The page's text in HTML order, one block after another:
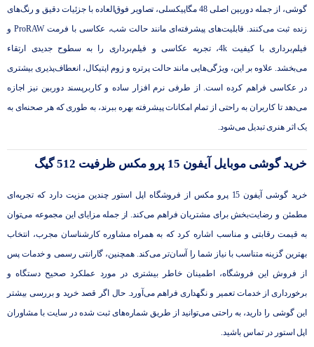
گوشی، از جمله دوربین اصلی 48 مگاپیکسلی، تصاویر فوق‌العاده با جزئیات دقیق و رنگ‌های
زنده ثبت می‌کنند. قابلیت‌های پیشرفته‌ای مانند حالت شب، عکاسی با فرمت ProRAW و
فیلم‌برداری با کیفیت 4k، تجربه عکاسی و فیلم‌برداری را به سطوح جدیدی ارتقاء
می‌بخشد. علاوه بر این، ویژگی‌هایی مانند حالت پرتره و زوم اپتیکال، انعطاف‌پذیری بیشتری
در عکاسی فراهم کرده است. از طرفی نرم‌ افزار ساده و کاربرپسند دوربین نیز اجازه
می‌دهد تا کاربران به راحتی از تمام امکانات پیشرفته بهره ببرند، به ‌طوری ‌که هر صحنه‌ای به
یک اثر هنری تبدیل می‌شود.
خرید گوشی موبایل آیفون 15 پرو مکس ظرفیت 512 گیگ
خرید گوشی آیفون 15 پرو مکس از فروشگاه اپل استور چندین مزیت دارد که تجربه‌ای
مطمئن و رضایت‌بخش برای مشتریان فراهم می‌کند. از جمله مزایای این مجموعه می‌توان
به قیمت رقابتی و مناسب اشاره کرد که به ‌همراه مشاوره کارشناسان مجرب، انتخاب
بهترین گزینه متناسب با نیاز شما را آسان‌تر می‌کند. همچنین، گارانتی رسمی و خدمات پس
از فروش این فروشگاه، اطمینان خاطر بیشتری در مورد عملکرد صحیح دستگاه و
برخورداری از خدمات تعمیر و نگهداری فراهم می‌آورد. حال اگر قصد خرید و بررسی بیشتر
این گوشی را دارید، به راحتی می‌توانید از طریق شماره‌های ثبت شده در سایت با مشاوران
اپل استور در تماس باشید.